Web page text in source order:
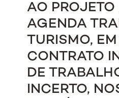
AO PROJETO
AGENDA
TURISMO,
CONTRATO
DE
INCERTO,